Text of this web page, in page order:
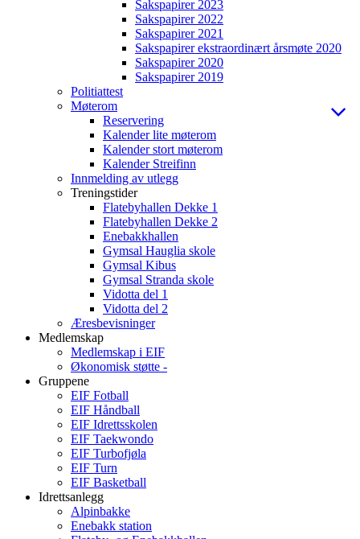
Sakspapirer 2023
Sakspapirer 2022
Sakspapirer 2021
Sakspapirer ekstraordinært årsmøte 2020
Sakspapirer 2020
Sakspapirer 2019
Politiattest
Møterom
Reservering
Kalender lite møterom
Kalender stort møterom
Kalender Streifinn
Innmelding av utlegg
Treningstider
Flatebyhallen Dekke 1
Flatebyhallen Dekke 2
Enebakkhallen
Gymsal Hauglia skole
Gymsal Kibus
Gymsal Stranda skole
Vidotta del 1
Vidotta del 2
Æresbevisninger
Medlemskap
Medlemskap i EIF
Økonomisk støtte -
Gruppene
EIF Fotball
EIF Håndball
EIF Idrettsskolen
EIF Taekwondo
EIF Turbofjøla
EIF Turn
EIF Basketball
Idrettsanlegg
Alpinbakke
Enebakk station